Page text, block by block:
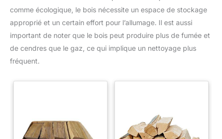
comme écologique, le bois nécessite un espace de stockage
approprié et un certain effort pour l’allumage. Il est aussi
important de noter que le bois peut produire plus de fumée et
de cendres que le gaz, ce qui implique un nettoyage plus
fréquent.